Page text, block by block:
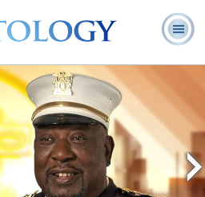
Ministros
Voluntarios
Preguntas
Frecuentes